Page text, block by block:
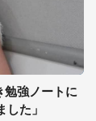
勉強ノートに
た」